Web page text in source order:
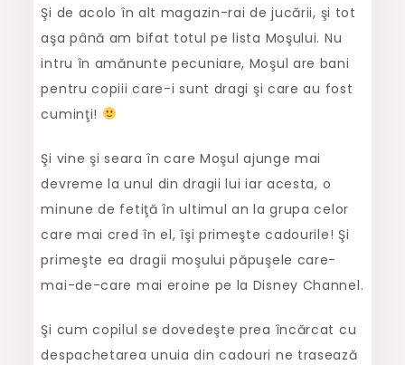
Şi de acolo în alt magazin-rai de jucării, şi tot
aşa până am bifat totul pe lista Moşului. Nu
intru în amănunte pecuniare, Moşul are bani
pentru copiii care-i sunt dragi şi care au fost
cuminţi!
Şi vine şi seara în care Moşul ajunge mai
devreme la unul din dragii lui iar acesta, o
minune de fetiţă în ultimul an la grupa celor
care mai cred în el, îşi primeşte cadourile! Şi
primeşte ea dragii moşului păpuşele care-
mai-de-care mai eroine pe la Disney Channel.
Şi cum copilul se dovedeşte prea încărcat cu
despachetarea unuia din cadouri ne trasează